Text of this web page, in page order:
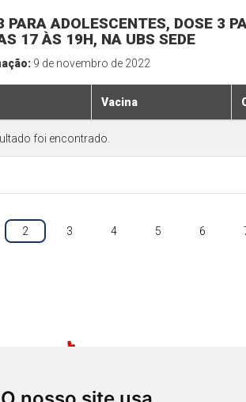
PARA ADOLESCENTES, DOSE 3
17 ÀS 19H, NA UBS SEDE
9 de novembro de 2022
Vacina
foi encontrado.
2 3 4 5 6